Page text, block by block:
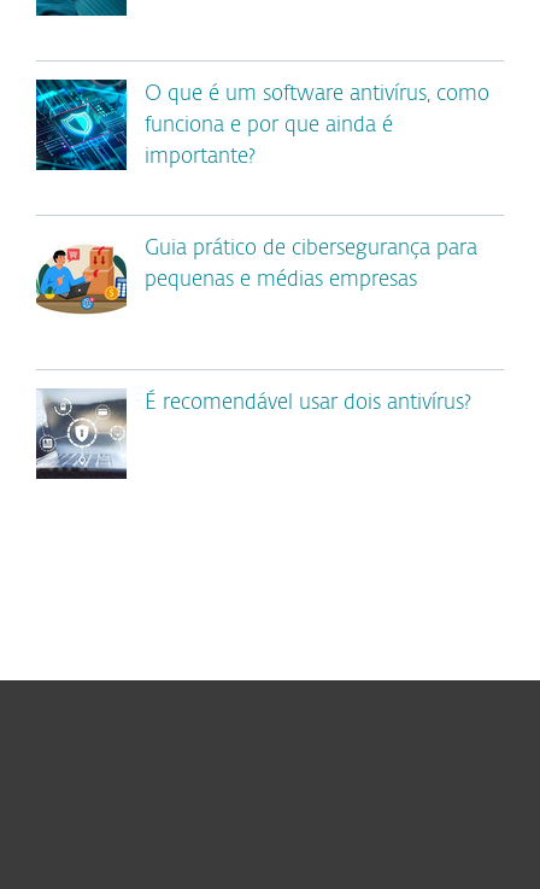
O que é um software antivírus, como
funciona e por que ainda é
importante?
Guia prático de cibersegurança para
pequenas e médias empresas
É recomendável usar dois antivírus?